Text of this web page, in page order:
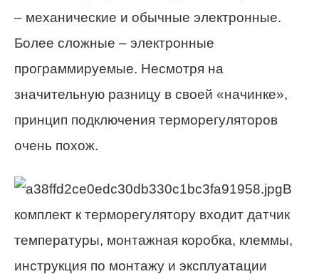
– механические и обычные электронные.
Более сложные – электронные
программируемые. Несмотря на
значительную разницу в своей «начинке»,
принцип подключения терморегуляторов
очень похож.
В
комплект к терморегулятору входит датчик
температуры, монтажная коробка, клеммы,
инструкция по монтажу и эксплуатации